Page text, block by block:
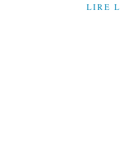
LIRE